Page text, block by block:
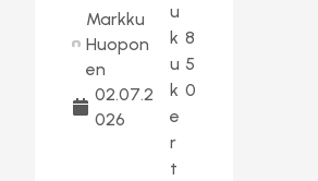
Markku
Huopon
en
02.07.2
026
u
k
u
k
e
r
t
8
5
0